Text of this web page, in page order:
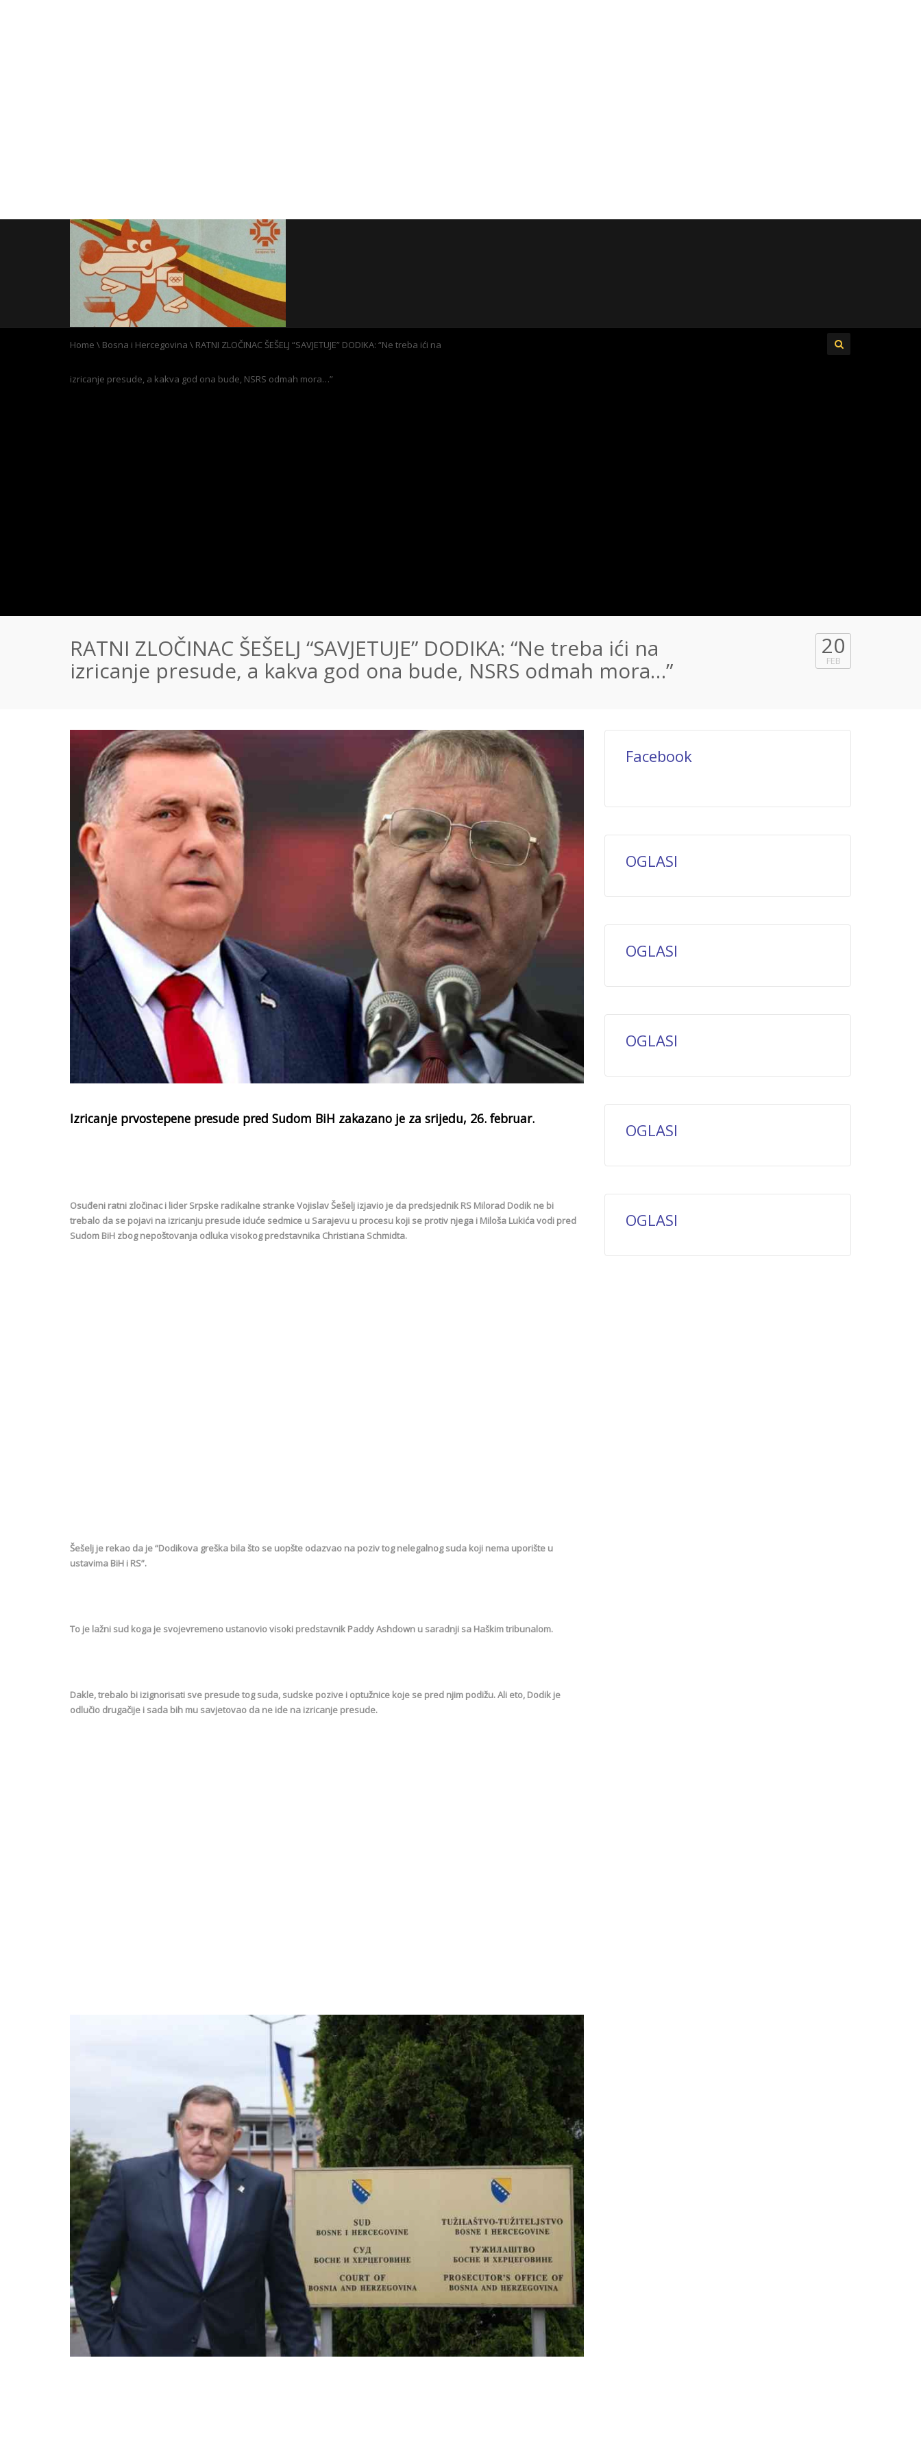
Home \ Bosna i Hercegovina \ RATNI ZLOČINAC ŠEŠELJ “SAVJETUJE” DODIKA: “Ne treba ići na
izricanje presude, a kakva god ona bude, NSRS odmah mora…”
RATNI ZLOČINAC ŠEŠELJ “SAVJETUJE” DODIKA: “Ne treba ići na
izricanje presude, a kakva god ona bude, NSRS odmah mora…”
20
FEB
Izricanje prvostepene presude pred Sudom BiH zakazano je za srijedu, 26. februar.
Osuđeni ratni zločinac i lider Srpske radikalne stranke Vojislav Šešelj izjavio je da predsjednik RS Milorad Dodik ne bi
trebalo da se pojavi na izricanju presude iduće sedmice u Sarajevu u procesu koji se protiv njega i Miloša Lukića vodi pred
Sudom BiH zbog nepoštovanja odluka visokog predstavnika Christiana Schmidta.
Šešelj je rekao da je “Dodikova greška bila što se uopšte odazvao na poziv tog nelegalnog suda koji nema uporište u
ustavima BiH i RS”.
To je lažni sud koga je svojevremeno ustanovio visoki predstavnik Paddy Ashdown u saradnji sa Haškim tribunalom.
Dakle, trebalo bi izignorisati sve presude tog suda, sudske pozive i optužnice koje se pred njim podižu. Ali eto, Dodik je
odlučio drugačije i sada bih mu savjetovao da ne ide na izricanje presude.
Facebook
OGLASI
OGLASI
OGLASI
OGLASI
OGLASI